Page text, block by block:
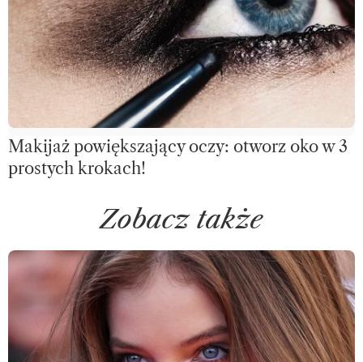
Makijaż powiększający oczy: otworz oko w 3
prostych krokach!
Zobacz także